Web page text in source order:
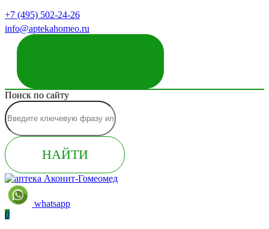
+7 (495) 502-24-26
info@aptekahomeo.ru
Поиск по сайту
НАЙТИ
whatsapp
0